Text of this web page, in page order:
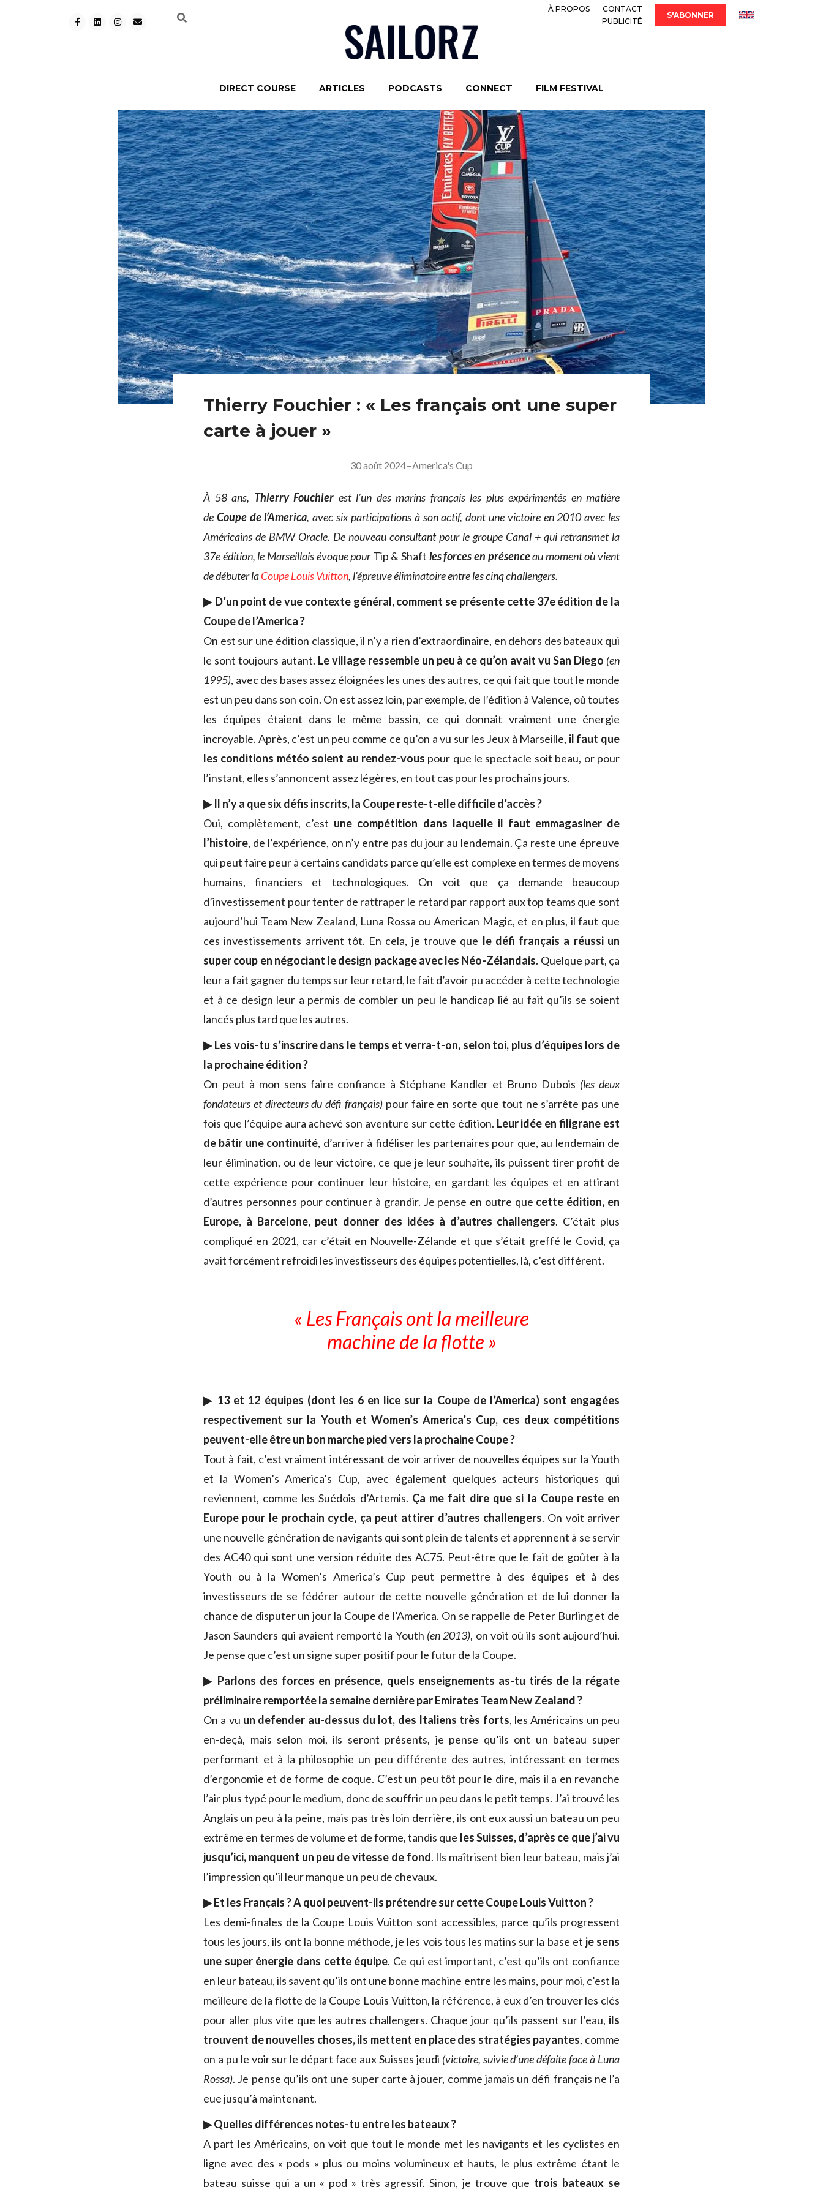
À PROPOS
CONTACT
PUBLICITÉ
S'ABONNER
DIRECT COURSE ARTICLES PODCASTS CONNECT FILM FESTIVAL
Thierry Fouchier : « Les français ont une super
carte à jouer »
30 août 2024–America's Cup
À 58 ans, Thierry Fouchier est l’un des marins français les plus expérimentés en matière
de Coupe de l’America, avec six participations à son actif, dont une victoire en 2010 avec les
Américains de BMW Oracle. De nouveau consultant pour le groupe Canal + qui retransmet la
37e édition, le Marseillais évoque pourTip & Shaft les forces en présenceau moment où vient
de débuter laCoupe Louis Vuitton, l’épreuve éliminatoire entre les cinq challengers.
▶ D’un point de vue contexte général, comment se présente cette 37e édition de la
Coupe de l’America ?
On est sur une édition classique, il n’y a rien d’extraordinaire, en dehors des bateaux qui
le sont toujours autant. Le village ressemble un peu à ce qu’on avait vu San Diego (en
1995), avec des bases assez éloignées les unes des autres, ce qui fait que tout le monde
est un peu dans son coin. On est assez loin, par exemple, de l’édition à Valence, où toutes
les équipes étaient dans le même bassin, ce qui donnait vraiment une énergie
incroyable. Après, c’est un peu comme ce qu’on a vu sur les Jeux à Marseille, il faut que
les conditions météo soient au rendez-vous pour que le spectacle soit beau, or pour
l’instant, elles s’annoncent assez légères, en tout cas pour les prochains jours.
▶ Il n’y a que six défis inscrits, la Coupe reste-t-elle difficile d’accès ?
Oui, complètement, c’est une compétition dans laquelle il faut emmagasiner de
l’histoire, de l’expérience, on n’y entre pas du jour au lendemain. Ça reste une épreuve
qui peut faire peur à certains candidats parce qu’elle est complexe en termes de moyens
humains, financiers et technologiques. On voit que ça demande beaucoup
d’investissement pour tenter de rattraper le retard par rapport aux top teams que sont
aujourd’hui Team New Zealand, Luna Rossa ou American Magic, et en plus, il faut que
ces investissements arrivent tôt. En cela, je trouve que le défi français a réussi un
super coup en négociant le design package avec les Néo-Zélandais. Quelque part, ça
leur a fait gagner du temps sur leur retard, le fait d’avoir pu accéder à cette technologie
et à ce design leur a permis de combler un peu le handicap lié au fait qu’ils se soient
lancés plus tard que les autres.
▶ Les vois-tu s’inscrire dans le temps et verra-t-on, selon toi, plus d’équipes lors de
la prochaine édition ?
On peut à mon sens faire confiance à Stéphane Kandler et Bruno Dubois (les deux
fondateurs et directeurs du défi français) pour faire en sorte que tout ne s’arrête pas une
fois que l’équipe aura achevé son aventure sur cette édition. Leur idée en filigrane est
de bâtir une continuité, d’arriver à fidéliser les partenaires pour que, au lendemain de
leur élimination, ou de leur victoire, ce que je leur souhaite, ils puissent tirer profit de
cette expérience pour continuer leur histoire, en gardant les équipes et en attirant
d’autres personnes pour continuer à grandir. Je pense en outre que cette édition, en
Europe, à Barcelone, peut donner des idées à d’autres challengers. C’était plus
compliqué en 2021, car c’était en Nouvelle-Zélande et que s’était greffé le Covid, ça
avait forcément refroidi les investisseurs des équipes potentielles, là, c’est différent.
« Les Français ont la meilleure
machine de la flotte »
▶ 13 et 12 équipes (dont les 6 en lice sur la Coupe de l’America) sont engagées
respectivement sur la Youth et Women’s America’s Cup, ces deux compétitions
peuvent-elle être un bon marche pied vers la prochaine Coupe ?
Tout à fait, c’est vraiment intéressant de voir arriver de nouvelles équipes sur la Youth
et la Women’s America’s Cup, avec également quelques acteurs historiques qui
reviennent, comme les Suédois d’Artemis. Ça me fait dire que si la Coupe reste en
Europe pour le prochain cycle, ça peut attirer d’autres challengers. On voit arriver
une nouvelle génération de navigants qui sont plein de talents et apprennent à se servir
des AC40 qui sont une version réduite des AC75. Peut-être que le fait de goûter à la
Youth ou à la Women’s America’s Cup peut permettre à des équipes et à des
investisseurs de se fédérer autour de cette nouvelle génération et de lui donner la
chance de disputer un jour la Coupe de l’America. On se rappelle de Peter Burling et de
Jason Saunders qui avaient remporté la Youth (en 2013), on voit où ils sont aujourd’hui.
Je pense que c’est un signe super positif pour le futur de la Coupe.
▶ Parlons des forces en présence, quels enseignements as-tu tirés de la régate
préliminaire remportée la semaine dernière par Emirates Team New Zealand ?
On a vu un defender au-dessus du lot, des Italiens très forts, les Américains un peu
en-deçà, mais selon moi, ils seront présents, je pense qu’ils ont un bateau super
performant et à la philosophie un peu différente des autres, intéressant en termes
d’ergonomie et de forme de coque. C’est un peu tôt pour le dire, mais il a en revanche
l’air plus typé pour le medium, donc de souffrir un peu dans le petit temps. J’ai trouvé les
Anglais un peu à la peine, mais pas très loin derrière, ils ont eux aussi un bateau un peu
extrême en termes de volume et de forme, tandis que les Suisses, d’après ce que j’ai vu
jusqu’ici, manquent un peu de vitesse de fond. Ils maîtrisent bien leur bateau, mais j’ai
l’impression qu’il leur manque un peu de chevaux.
▶ Et les Français ? A quoi peuvent-ils prétendre sur cette Coupe Louis Vuitton ?
Les demi-finales de la Coupe Louis Vuitton sont accessibles, parce qu’ils progressent
tous les jours, ils ont la bonne méthode, je les vois tous les matins sur la base et je sens
une super énergie dans cette équipe. Ce qui est important, c’est qu’ils ont confiance
en leur bateau, ils savent qu’ils ont une bonne machine entre les mains, pour moi, c’est la
meilleure de la flotte de la Coupe Louis Vuitton, la référence, à eux d’en trouver les clés
pour aller plus vite que les autres challengers. Chaque jour qu’ils passent sur l’eau, ils
trouvent de nouvelles choses, ils mettent en place des stratégies payantes, comme
on a pu le voir sur le départ face aux Suisses jeudi (victoire, suivie d’une défaite face à Luna
Rossa). Je pense qu’ils ont une super carte à jouer, comme jamais un défi français ne l’a
eue jusqu’à maintenant.
▶ Quelles différences notes-tu entre les bateaux ?
A part les Américains, on voit que tout le monde met les navigants et les cyclistes en
ligne avec des « pods » plus ou moins volumineux et hauts, le plus extrême étant le
bateau suisse qui a un « pod » très agressif. Sinon, je trouve que trois bateaux se